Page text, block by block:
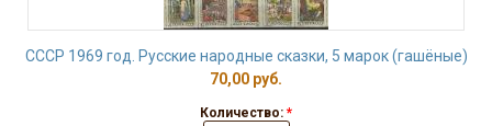
СССР 1969 год. Русские народные сказки, 5 марок (гашёные)
70,00 руб.
Количество: *